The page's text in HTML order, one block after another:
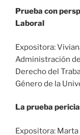
Prueba con
Laboral
Expositora:
Administración
Derecho del
Género de la
La prueba
Expositora: